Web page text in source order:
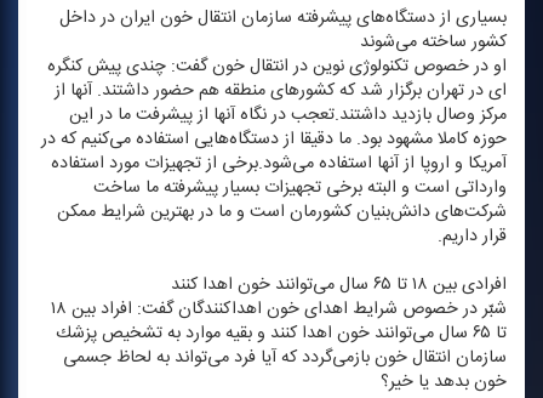
بسیاری از دستگاه‌های پیشرفته سازمان انتقال خون ایران در داخل
كشور ساخته می‌شوند
او در خصوص تكنولوژی نوین در انتقال خون گفت: چندی پیش كنگره
ای در تهران برگزار شد كه كشورهای منطقه هم حضور داشتند. آنها از
مركز وصال بازدید داشتند.تعجب در نگاه آنها از پیشرفت ما در این
حوزه كاملا مشهود بود. ما دقیقا از دستگاه‌هایی استفاده می‌كنیم كه در
آمریكا و اروپا از آنها استفاده می‌شود.برخی از تجهیزات مورد استفاده
وارداتی است و البته برخی تجهیزات بسیار پیشرفته ما ساخت
شركت‌های دانش‌بنیان كشورمان است و ما در بهترین شرایط ممكن
قرار داریم.
افرادی بین ۱۸ تا ۶۵ سال می‌توانند خون اهدا كنند
شبّر در خصوص شرایط اهدای خون اهداكنندگان گفت: افراد بین ۱۸
تا ۶۵ سال می‌توانند خون اهدا كنند و بقیه موارد به تشخیص پزشك
سازمان انتقال خون بازمی‌گردد كه آیا فرد می‌تواند به لحاظ جسمی
خون بدهد یا خیر؟